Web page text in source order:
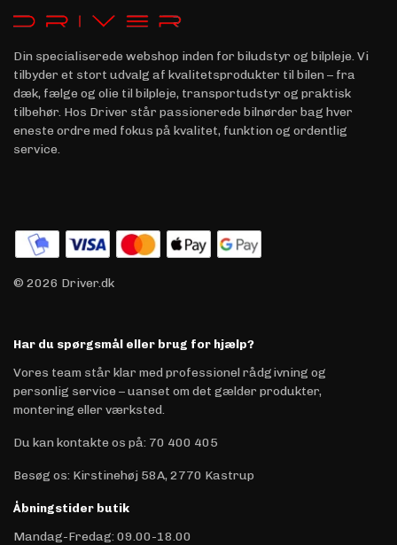
Din specialiserede webshop inden for biludstyr og bilpleje. Vi
tilbyder et stort udvalg af kvalitetsprodukter til bilen – fra
dæk, fælge og olie til bilpleje, transportudstyr og praktisk
tilbehør. Hos Driver står passionerede bilnørder bag hver
eneste ordre med fokus på kvalitet, funktion og ordentlig
service.
© 2026 Driver.dk
Har du spørgsmål eller brug for hjælp?
Vores team står klar med professionel rådgivning og
personlig service – uanset om det gælder produkter,
montering eller værksted.
Du kan kontakte os på: 70 400 405
Besøg os: Kirstinehøj 58A, 2770 Kastrup
Åbningstider butik
Mandag-Fredag: 09.00-18.00